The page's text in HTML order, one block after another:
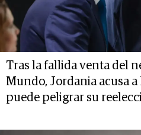
Tras la fallida venta del
Mundo, Jordania acusa
puede peligrar su